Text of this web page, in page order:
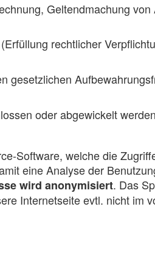
Geltendmachung
rechtlicher
oder abgewickelt
Software, welche die
eine Analyse der
wird anonymisiert. Das
Internetseite evtl. nicht im